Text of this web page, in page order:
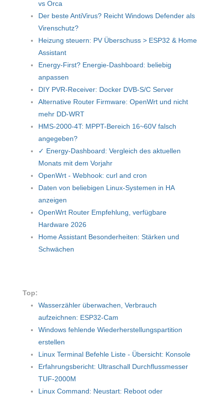
vs Orca
Der beste AntiVirus? Reicht Windows Defender als
Virenschutz?
Heizung steuern: PV Überschuss > ESP32 & Home
Assistant
Energy-First? Energie-Dashboard: beliebig
anpassen
DIY PVR-Receiver: Docker DVB-S/C Server
Alternative Router Firmware: OpenWrt und nicht
mehr DD-WRT
HMS-2000-4T: MPPT-Bereich 16~60V falsch
angegeben?
✓ Energy-Dashboard: Vergleich des aktuellen
Monats mit dem Vorjahr
OpenWrt - Webhook: curl and cron
Daten von beliebigen Linux-Systemen in HA
anzeigen
OpenWrt Router Empfehlung, verfügbare
Hardware 2026
Home Assistant Besonderheiten: Stärken und
Schwächen
Top:
Wasserzähler überwachen, Verbrauch
aufzeichnen: ESP32-Cam
Windows fehlende Wiederherstellungspartition
erstellen
Linux Terminal Befehle Liste - Übersicht: Konsole
Erfahrungsbericht: Ultraschall Durchflussmesser
TUF-2000M
Linux Command: Neustart: Reboot oder